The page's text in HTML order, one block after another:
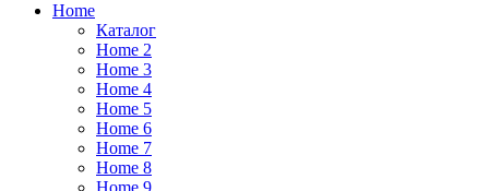
Home
Каталог
Home 2
Home 3
Home 4
Home 5
Home 6
Home 7
Home 8